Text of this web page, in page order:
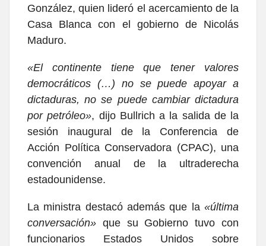
González, quien lideró el acercamiento de la
Casa Blanca con el gobierno de Nicolás
Maduro.
«El continente tiene que tener valores
democráticos (…) no se puede apoyar a
dictaduras, no se puede cambiar dictadura
por petróleo», dijo Bullrich a la salida de la
sesión inaugural de la Conferencia de
Acción Política Conservadora (CPAC), una
convención anual de la ultraderecha
estadounidense.
La ministra destacó además que la «última
conversación» que su Gobierno tuvo con
funcionarios Estados Unidos sobre